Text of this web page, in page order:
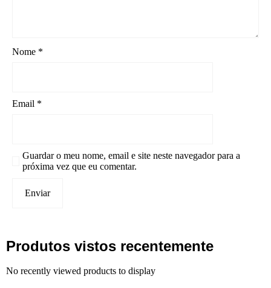
Nome *
Email *
Guardar o meu nome, email e site neste navegador para a
próxima vez que eu comentar.
Produtos vistos recentemente
No recently viewed products to display